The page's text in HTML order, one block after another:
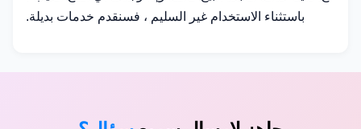
باستثناء الاستخدام غير السليم ، فسنقدم خدمات بديلة.